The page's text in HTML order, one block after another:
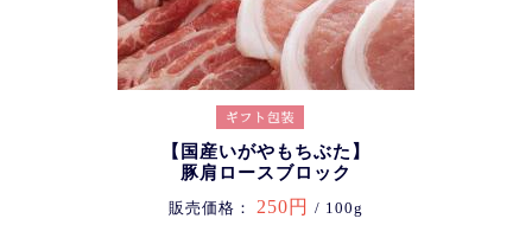
【国産いがやもちぶた】
豚肩ロースブロック
販売価格： 250円 / 100g